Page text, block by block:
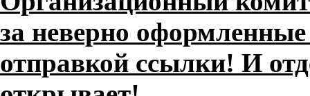
за неверно
отправкой ссылки! И